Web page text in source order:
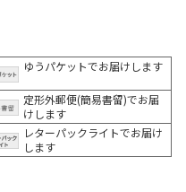
ゆうパケットでお届けします
定形外郵便(簡易書留)でお届
けします
レターパックライトでお届け
します